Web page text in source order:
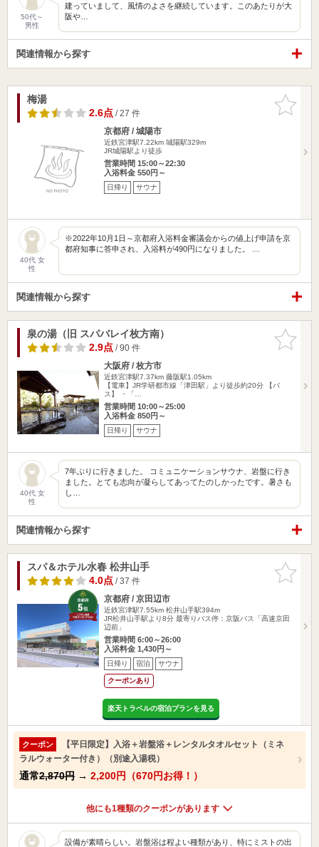
50代～
男性
建っていまして、風情のよさを継続しています。このあたりが大
阪や…
関連情報から探す
お気に入
りに追加
梅湯
2.6点/ 27 件
京都府 / 城陽市
近鉄宮津駅7.22km 城陽駅329m
JR城陽駅より徒歩
営業時間 15:00～22:30
入浴料金 550円～
日帰り サウナ
40代 女
性
※2022年10月1日～京都府入浴料金審議会からの値上げ申請を京
都府知事に答申され、入浴料が490円になりました。 …
関連情報から探す
お気に入
りに追加
泉の湯（旧 スパバレイ枚方南）
2.9点/ 90 件
大阪府 / 枚方市
近鉄宮津駅7.37km 藤阪駅1.05km
【電車】JR学研都市線「津田駅」より徒歩約20分 【バ
ス】 ・「…
営業時間 10:00～25:00
入浴料金 850円～
日帰り サウナ
40代 女
性
7年ぶりに行きました。 コミュニケーションサウナ、岩盤に行き
ました。とても志向が凝らしてあってたのしかったです。暑さも
し…
関連情報から探す
お気に入
りに追加
スパ＆ホテル水春 松井山手
4.0点/ 37 件
京都府 / 京田辺市
近鉄宮津駅7.55km 松井山手駅394m
JR松井山手駅より8分 最寄りバス停：京阪バス「高速京田
辺前」
営業時間 6:00～26:00
入浴料金 1,430円～
日帰り 宿泊 サウナ
クーポンあり
楽天トラベルの宿泊プランを見る
クーポン
【平日限定】入浴＋岩盤浴＋レンタルタオルセット（ミネ
ラルウォーター付き）（別途入湯税）
通常2,870円 → 2,200円（670円お得！）
他にも1種類のクーポンがあります
設備が素晴らしい。岩盤浴は程よい種類があり、特にミストの出